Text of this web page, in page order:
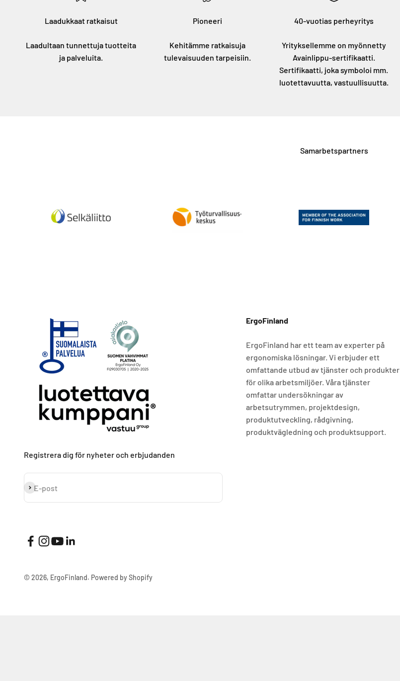
Laadukkaat ratkaisut
Laadultaan tunnettuja tuotteita
ja palveluita.
Pioneeri
Kehitämme ratkaisuja
tulevaisuuden tarpeisiin.
40-vuotias perheyritys
Yrityksellemme on myönnetty
Avainlippu-sertifikaatti.
Sertifikaatti, joka symboloi mm.
luotettavuutta, vastuullisuutta.
Samarbetspartners
Registrera dig för nyheter och erbjudanden
E-post
Prenumerera
ErgoFinland
ErgoFinland har ett team av experter på
ergonomiska lösningar. Vi erbjuder ett
omfattande utbud av tjänster och produkter
för olika arbetsmiljöer. Våra tjänster
omfattar undersökningar av
arbetsutrymmen, projektdesign,
produktutveckling, rådgivning,
produktvägledning och produktsupport.
© 2026, ErgoFinland. Powered by Shopify